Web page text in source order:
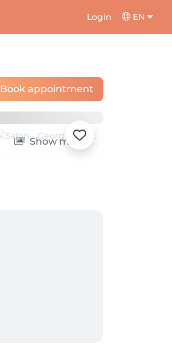
Login EN
Book appointment
Show more